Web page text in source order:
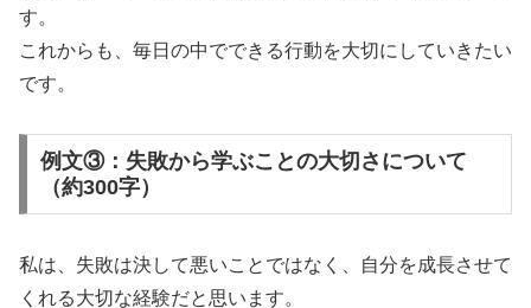
す。
これからも、毎日の中でできる行動を大切にしていきたい
です。
例文③：失敗から学ぶことの大切さについて
（約300字）
私は、失敗は決して悪いことではなく、自分を成長させて
くれる大切な経験だと思います。